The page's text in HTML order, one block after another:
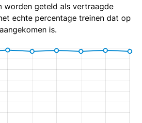
worden geteld als vertraagde
echte percentage treinen dat op
is.